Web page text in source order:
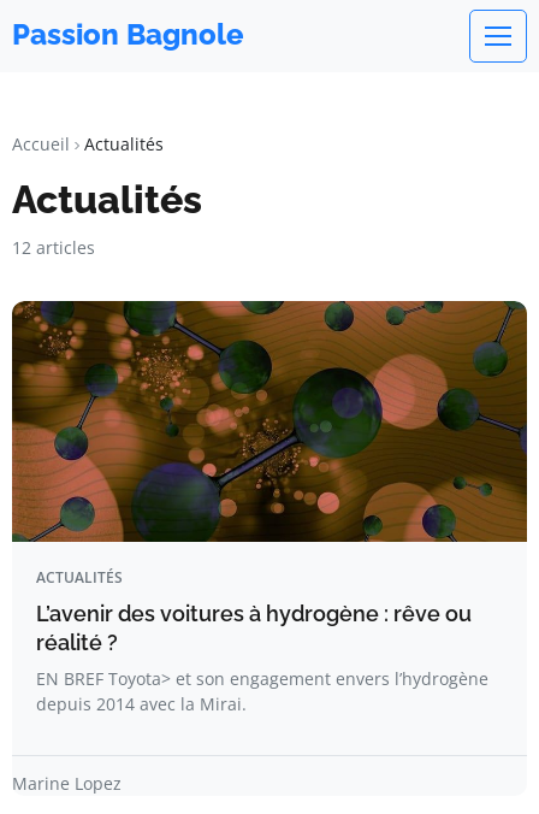
Passion Bagnole
Accueil Actualités
Actualités
12 articles
ACTUALITÉS
L’avenir des voitures à hydrogène : rêve ou
réalité ?
EN BREF Toyota> et son engagement envers l’hydrogène
depuis 2014 avec la Mirai.
Marine Lopez